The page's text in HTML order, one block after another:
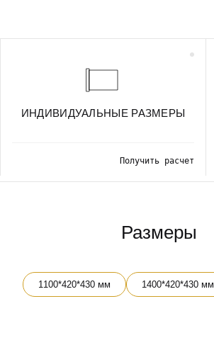
ИНДИВИДУАЛЬНЫЕ РАЗМЕРЫ
Получить расчет
Размеры
1100*420*430 мм 1400*420*430 мм